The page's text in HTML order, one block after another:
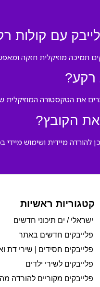
עם קולות
תמיכה מוזיקלית חזקה
רקע?
את הטקסטורה
הקובץ?
קטגוריות ראשיות
ישראלי / ים תיכוני חדשים
פלייבקים חדשים באתר
פלייבקים חסידים | שירי דת
פלייבקים לשירי ילדים
פלייבקים מקוריים להורדה